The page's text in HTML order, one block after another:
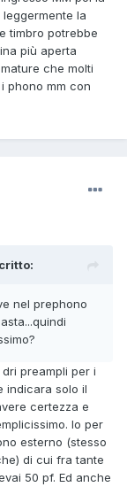
la
timbro potrebbe
più aperta
che molti
phono mm con
nel prephono
preampli per i
indicara solo il
certezza e
Io per
esterno (stesso
di cui fra tante
50 pf. Ed anche